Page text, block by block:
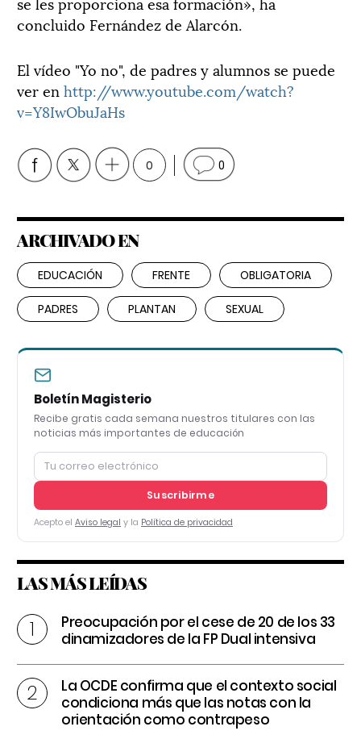
concluido Fernández de Alarcón.
El vídeo "Yo no", de padres y alumnos se puede
ver en http://www.youtube.com/watch?
v=Y8IwObuJaHs
0 0
ARCHIVADO EN
EDUCACIÓN FRENTE OBLIGATORIA
PADRES PLANTAN SEXUAL
Boletín Magisterio
Recibe gratis cada semana nuestros titulares con las
noticias más importantes de educación
Suscribirme
Acepto el Aviso legal y la Política de privacidad
LAS MÁS LEÍDAS
Preocupación por el cese de 20 de los 33
dinamizadores de la FP Dual intensiva
La OCDE confirma que el contexto social
condiciona más que las notas con la
orientación como contrapeso